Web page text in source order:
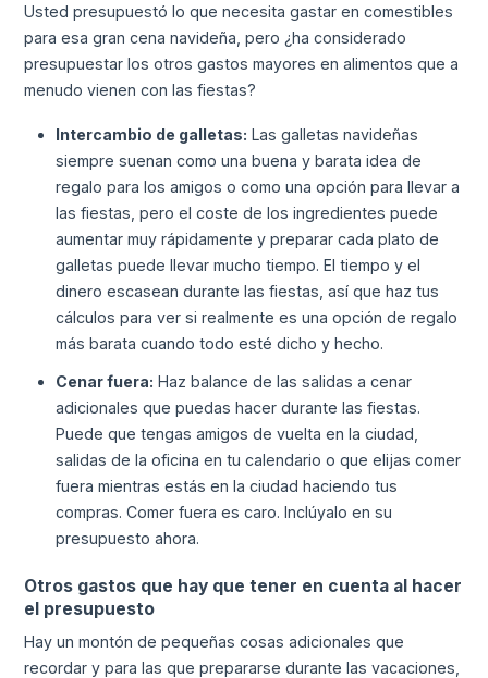
Usted presupuestó lo que necesita gastar en comestibles
para esa gran cena navideña, pero ¿ha considerado
presupuestar los otros gastos mayores en alimentos que a
menudo vienen con las fiestas?
Intercambio de galletas: Las galletas navideñas
siempre suenan como una buena y barata idea de
regalo para los amigos o como una opción para llevar a
las fiestas, pero el coste de los ingredientes puede
aumentar muy rápidamente y preparar cada plato de
galletas puede llevar mucho tiempo. El tiempo y el
dinero escasean durante las fiestas, así que haz tus
cálculos para ver si realmente es una opción de regalo
más barata cuando todo esté dicho y hecho.
Cenar fuera: Haz balance de las salidas a cenar
adicionales que puedas hacer durante las fiestas.
Puede que tengas amigos de vuelta en la ciudad,
salidas de la oficina en tu calendario o que elijas comer
fuera mientras estás en la ciudad haciendo tus
compras. Comer fuera es caro. Inclúyalo en su
presupuesto ahora.
Otros gastos que hay que tener en cuenta al hacer
el presupuesto
Hay un montón de pequeñas cosas adicionales que
recordar y para las que prepararse durante las vacaciones,